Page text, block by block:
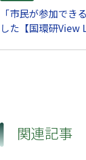
「市民が参加でき
した【国環研View
関連記事